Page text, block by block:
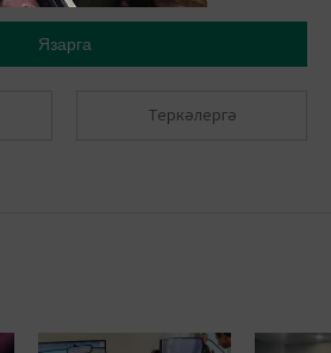
Язарга
Теркәлергә